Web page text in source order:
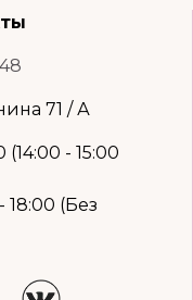
71 / А
- 15:00
(Без